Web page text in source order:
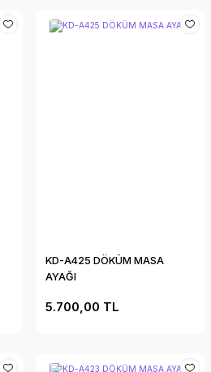
KD-A425 DÖKÜM MASA
AYAĞI
5.700,00 TL